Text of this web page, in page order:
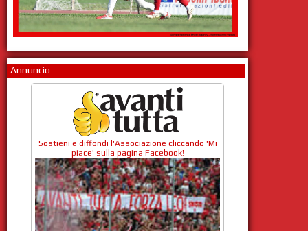
Annuncio
Sostieni e diffondi l'Associazione cliccando 'Mi
piace' sulla pagina Facebook!